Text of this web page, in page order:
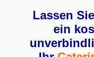
Lassen
ein